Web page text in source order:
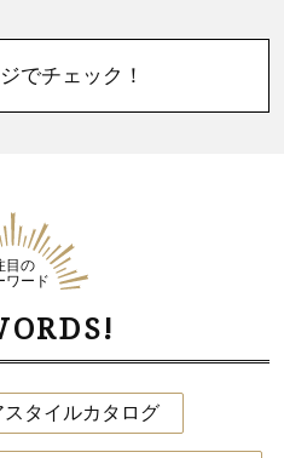
でチェック！
目の
ワード
タイルカタログ